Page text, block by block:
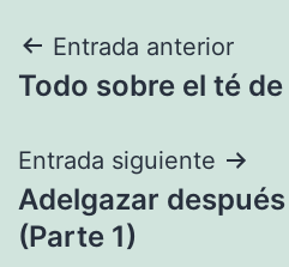
Navegación
de
entradas
Entrada anterior
Todo sobre el té
Entrada siguiente
Adelgazar
(Parte 1)